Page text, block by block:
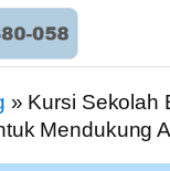
» Kursi Sekolah
Mendukung